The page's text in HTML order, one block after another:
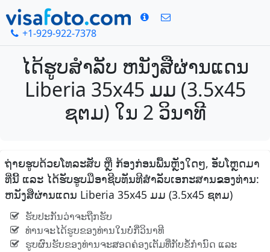
+1-929-922-7378
ໄດ້ຮູບສໍາລັບ ຫນັງສືຜ່ານແດນ
Liberia 35x45 ມມ (3.5x45
ຊຕມ) ໃນ 2 ວິນາທີ
ຖ່າຍຮູບດ້ວຍໂທລະສັບ ຫຼື ກ້ອງກ່ອນພື້ນຫຼັງໃດໆ, ອັບໂຫຼດມາ
ທີ່ນີ້ ແລະ ໄດ້ຮັບຮູບມືອາຊີບທັນທີສໍາລັບເອກະສານຂອງທ່ານ:
ຫນັງສືຜ່ານແດນ Liberia 35x45 ມມ (3.5x45 ຊຕມ)
ຮັບປະກັນວ່າຈະຖືກຮັບ
ທ່ານຈະໄດ້ຮູບຂອງທ່ານໃນບໍ່ກີ່ວິນາທີ
ຮູບຜົນຮັບຂອງທ່ານຈະສອດຄ່ອງເຕັມທີ່ກັບຂໍ້ກໍານົດ ແລະ